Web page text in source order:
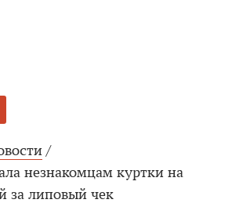
/
незнакомцам куртки на
за липовый чек